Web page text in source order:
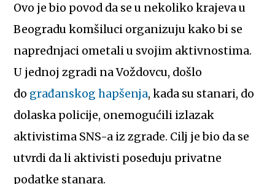
Ovo je bio povod da se u nekoliko krajeva u
Beogradu komšiluci organizuju kako bi se
naprednjaci ometali u svojim aktivnostima.
U jednoj zgradi na Voždovcu, došlo
do građanskog hapšenja, kada su stanari, do
dolaska policije, onemogućili izlazak
aktivistima SNS-a iz zgrade. Cilj je bio da se
utvrdi da li aktivisti poseduju privatne
podatke stanara.